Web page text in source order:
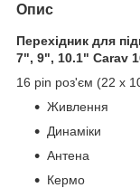
Опис
Перехідник для
7", 9", 10.1" Carav
16 pin роз'єм (22 x
Живлення
Динаміки
Антена
Кермо